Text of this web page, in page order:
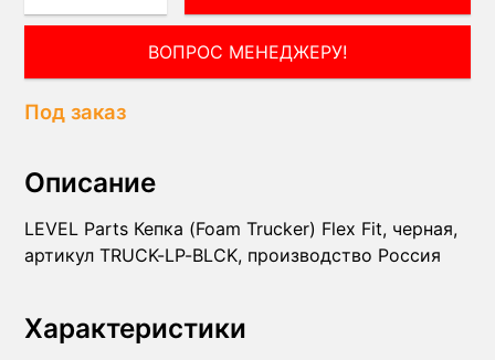
ВОПРОС МЕНЕДЖЕРУ!
Под заказ
Описание
LEVEL Parts Кепка (Foam Trucker) Flex Fit, черная,
артикул TRUCK-LP-BLCK, производство Россия
Характеристики